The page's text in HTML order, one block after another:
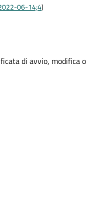
06-14;4)
di avvio, modifica o